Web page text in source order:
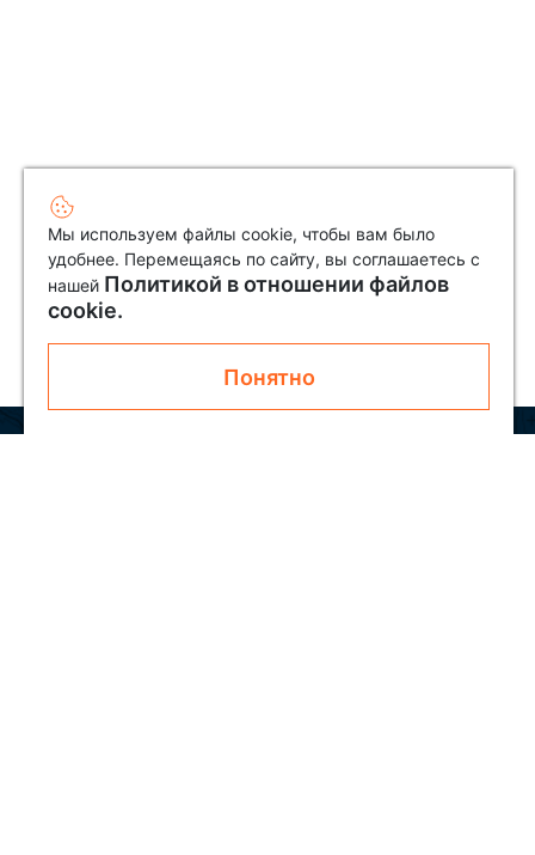
Мы используем файлы cookie, чтобы вам было
удобнее. Перемещаясь по сайту, вы соглашаетесь с
нашей Политикой в отношении файлов
cookie.
Понятно